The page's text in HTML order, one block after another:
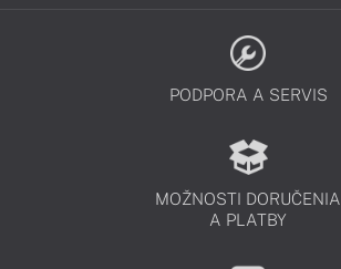
PODPORA A SERVIS
MOŽNOSTI DORUČENIA
A PLATBY